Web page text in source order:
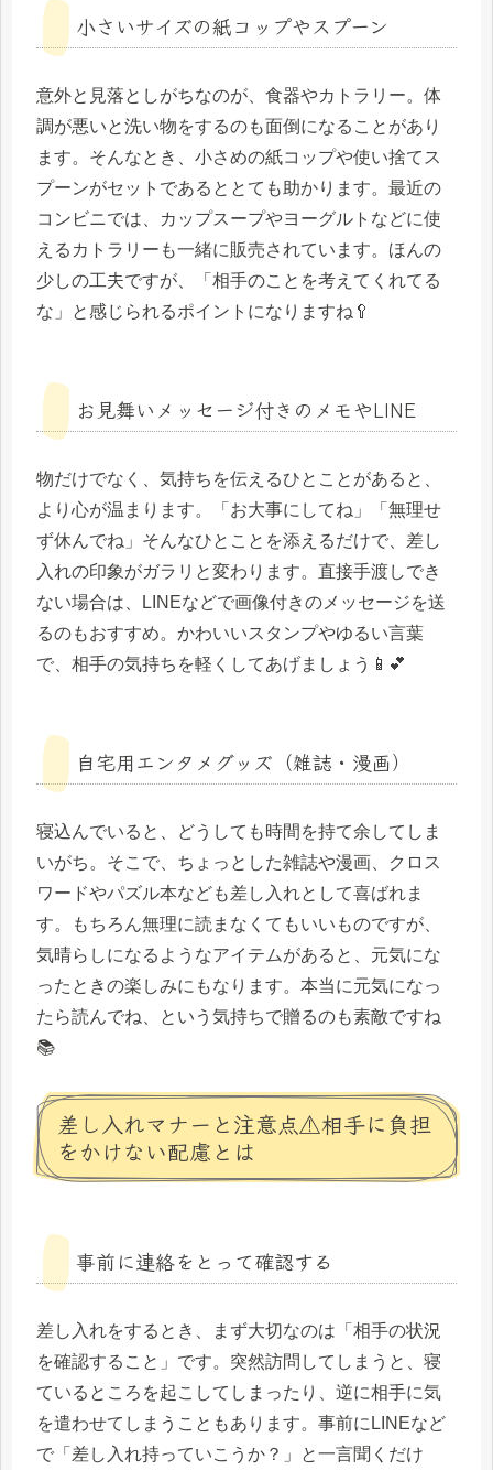
小さいサイズの紙コップやスプーン
意外と見落としがちなのが、食器やカトラリー。体
調が悪いと洗い物をするのも面倒になることがあり
ます。そんなとき、小さめの紙コップや使い捨てス
プーンがセットであるととても助かります。最近の
コンビニでは、カップスープやヨーグルトなどに使
えるカトラリーも一緒に販売されています。ほんの
少しの工夫ですが、「相手のことを考えてくれてる
な」と感じられるポイントになりますね🥄
お見舞いメッセージ付きのメモやLINE
物だけでなく、気持ちを伝えるひとことがあると、
より心が温まります。「お大事にしてね」「無理せ
ず休んでね」そんなひとことを添えるだけで、差し
入れの印象がガラリと変わります。直接手渡しでき
ない場合は、LINEなどで画像付きのメッセージを送
るのもおすすめ。かわいいスタンプやゆるい言葉
で、相手の気持ちを軽くしてあげましょう📱💕
自宅用エンタメグッズ（雑誌・漫画）
寝込んでいると、どうしても時間を持て余してしま
いがち。そこで、ちょっとした雑誌や漫画、クロス
ワードやパズル本なども差し入れとして喜ばれま
す。もちろん無理に読まなくてもいいものですが、
気晴らしになるようなアイテムがあると、元気にな
ったときの楽しみにもなります。本当に元気になっ
たら読んでね、という気持ちで贈るのも素敵ですね
📚
差し入れマナーと注意点⚠️相手に負担
をかけない配慮とは
事前に連絡をとって確認する
差し入れをするとき、まず大切なのは「相手の状況
を確認すること」です。突然訪問してしまうと、寝
ているところを起こしてしまったり、逆に相手に気
を遣わせてしまうこともあります。事前にLINEなど
で「差し入れ持っていこうか？」と一言聞くだけ